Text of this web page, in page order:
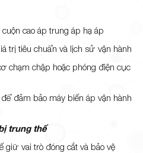
cao áp trung áp hạ áp
trị tiêu chuẩn và lịch sử vận hành
chạm chập hoặc phóng điện cục
đảm bảo máy biến áp vận hành
trung thế
giữ vai trò đóng cắt và bảo vệ